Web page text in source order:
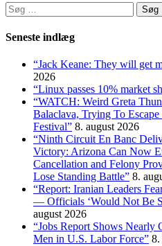
Søg
efter:
Seneste indlæg
“Jack Keane: They will get
2026
“Linux passes 10% market
“WATCH: Weird Greta
Balaclava, Trying To Escape
Festival” 8. august 2026
“Ninth Circuit En Banc
Victory: Arizona Can Now
Cancellation and Felony
Lose Standing Battle” 8.
“Report: Iranian Leaders
— Officials ‘Would Not Be
august 2026
“Jobs Report Shows
Men in U.S. Labor Force” 8.